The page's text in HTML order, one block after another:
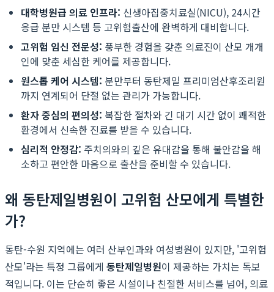
대학병원급 의료 인프라: 신생아집중치료실(NICU), 24시간
응급 분만 시스템 등 고위험출산에 완벽하게 대비합니다.
고위험 임신 전문성: 풍부한 경험을 갖춘 의료진이 산모 개개
인에 맞춘 세심한 케어를 제공합니다.
원스톱 케어 시스템: 분만부터 동탄제일 프리미엄산후조리원
까지 연계되어 단절 없는 관리가 가능합니다.
환자 중심의 편의성: 복잡한 절차와 긴 대기 시간 없이 쾌적한
환경에서 신속한 진료를 받을 수 있습니다.
심리적 안정감: 주치의와의 깊은 유대감을 통해 불안감을 해
소하고 편안한 마음으로 출산을 준비할 수 있습니다.
왜 동탄제일병원이 고위험 산모에게 특별한
가?
동탄-수원 지역에는 여러 산부인과와 여성병원이 있지만, '고위험
산모'라는 특정 그룹에게 동탄제일병원이 제공하는 가치는 독보
적입니다. 이는 단순히 좋은 시설이나 친절한 서비스를 넘어, 의료